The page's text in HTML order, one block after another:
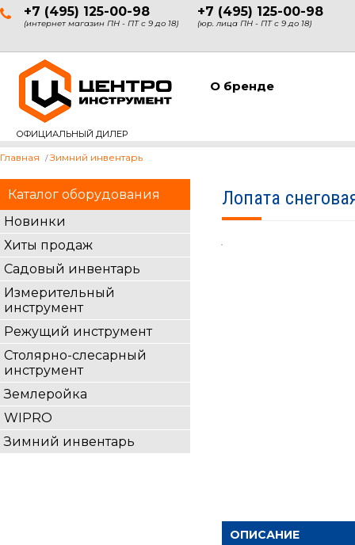
+7 (495) 125-00-98
(интернет магазин ПН - ПТ с 9 до 18)
+7 (495) 125-00-98
(юр. лица ПН - ПТ с 9 до 18)
ОФИЦИАЛЬНЫЙ ДИЛЕР
О бренде
Каталог оборудования
Новинки
Хиты продаж
Садовый инвентарь
Измерительный
инструмент
Режущий инструмент
Столярно-слесарный
инструмент
Землеройка
WIPRO
Зимний инвентарь
Главная Зимний инвентарь
Лопата
ОПИСАНИЕ